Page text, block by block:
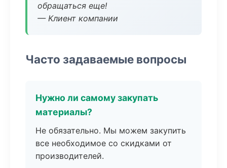
обращаться еще!
— Клиент компании
Часто задаваемые вопросы
Нужно ли самому закупать
материалы?
Не обязательно. Мы можем закупить
все необходимое со скидками от
производителей.